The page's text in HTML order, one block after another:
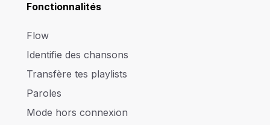
Fonctionnalités
Flow
Identifie des chansons
Transfère tes playlists
Paroles
Mode hors connexion